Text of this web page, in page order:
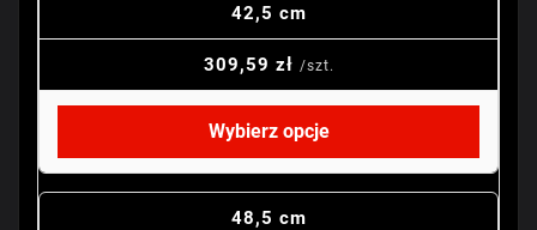
42,5 cm
309,59 zł /szt.
Wybierz opcje
48,5 cm